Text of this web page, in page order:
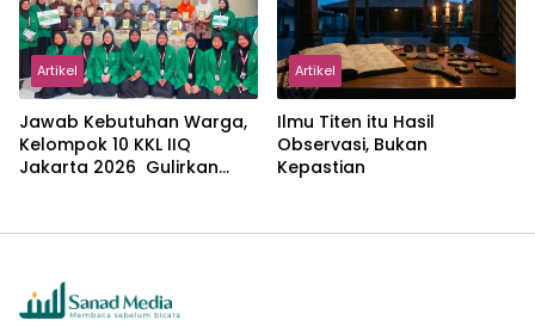
Artikel
Jawab Kebutuhan Warga,
Kelompok 10 KKL IIQ
Jakarta 2026 Gulirkan
Artikel
Ilmu Titen itu Hasil
Observasi, Bukan
Kepastian